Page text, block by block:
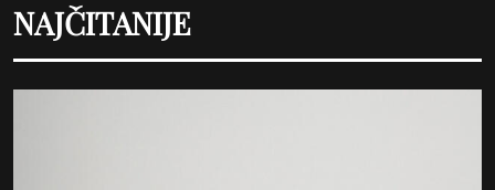
NAJČITANIJE